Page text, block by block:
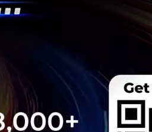
Forum...
ไทยสู่ฮับ AI
อมตอบโจทย์